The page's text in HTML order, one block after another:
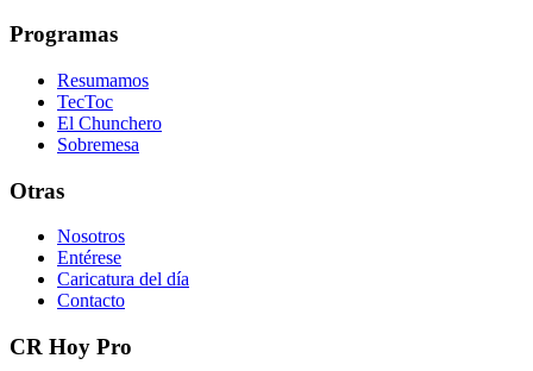
Programas
Resumamos
TecToc
El Chunchero
Sobremesa
Otras
Nosotros
Entérese
Caricatura del día
Contacto
CR Hoy Pro